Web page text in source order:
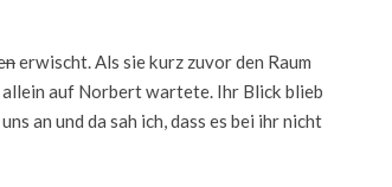
erwischt. Als sie kurz zuvor den Raum
allein auf Norbert wartete. Ihr Blick blieb
an und da sah ich, dass es bei ihr nicht